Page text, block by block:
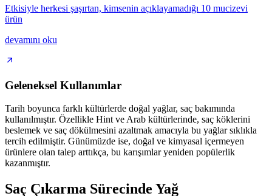
Etkisiyle herkesi şaşırtan, kimsenin açıklayamadığı 10 mucizevi
ürün
devamını oku
Geleneksel Kullanımlar
Tarih boyunca farklı kültürlerde doğal yağlar, saç bakımında
kullanılmıştır. Özellikle Hint ve Arab kültürlerinde, saç köklerini
beslemek ve saç dökülmesini azaltmak amacıyla bu yağlar sıklıkla
tercih edilmiştir. Günümüzde ise, doğal ve kimyasal içermeyen
ürünlere olan talep arttıkça, bu karışımlar yeniden popülerlik
kazanmıştır.
Saç Çıkarma Sürecinde Yağ